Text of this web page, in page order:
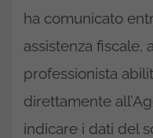
ha comunicato
assistenza fiscale,
professionista
direttamente
indicare i dati del